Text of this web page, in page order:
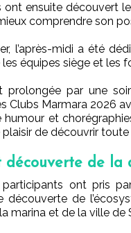
ont ensuite découvert
comprendre son
l’après-midi a été
les équipes siège et les
prolongée par une
Clubs Marmara 2026
humour et
de découvrir
découverte de la
ont pris
découverte de
marina et de la ville